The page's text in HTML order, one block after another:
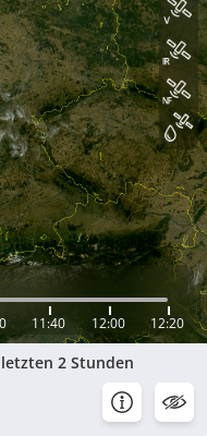
11:40 12:00 12:20
2 Stunden